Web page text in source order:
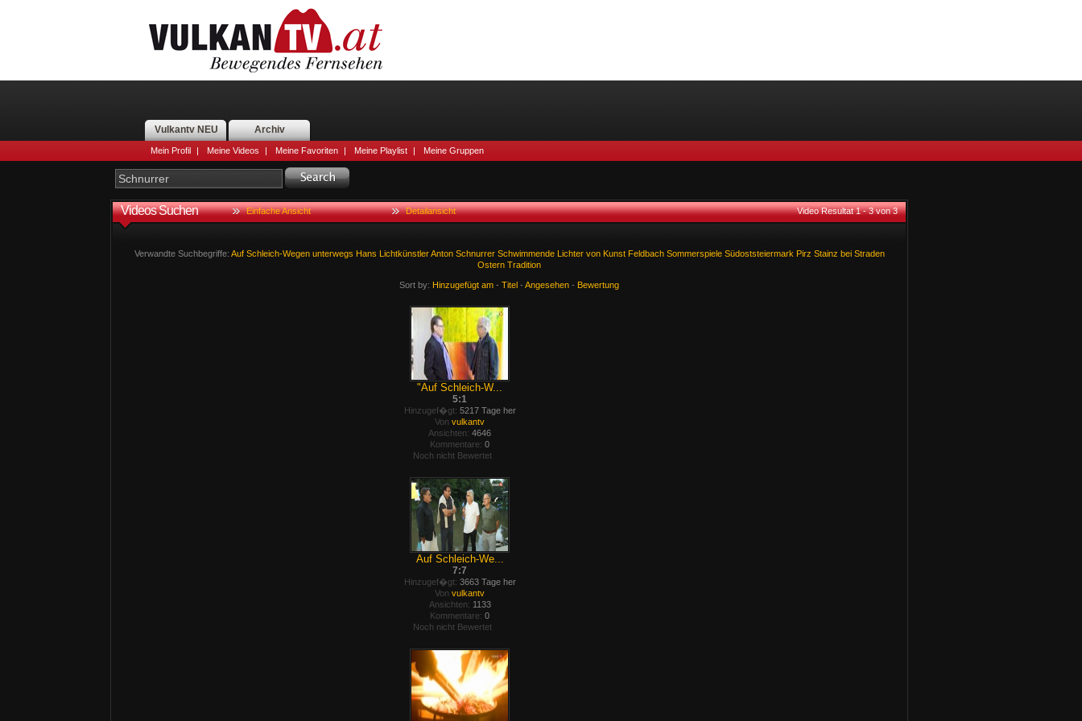
Vulkantv NEU Archiv
Mein Profil | Meine Videos | Meine Favoriten | Meine Playlist | Meine Gruppen
Videos Suchen Einfache Ansicht Detailansicht Video Resultat 1 - 3 von 3
Verwandte Suchbegriffe: Auf Schleich-Wegen unterwegs Hans Lichtkünstler Anton Schnurrer Schwimmende Lichter von Kunst Feldbach Sommerspiele Südoststeiermark Pirz Stainz bei Straden
Ostern Tradition
Sort by: Hinzugefügt am - Titel - Angesehen - Bewertung
"Auf Schleich-W...
5:1
Hinzugef�gt: 5217 Tage her
Von vulkantv
Ansichten: 4646
Kommentare: 0
Noch nicht Bewertet
Auf Schleich-We...
7:7
Hinzugef�gt: 3663 Tage her
Von vulkantv
Ansichten: 1133
Kommentare: 0
Noch nicht Bewertet